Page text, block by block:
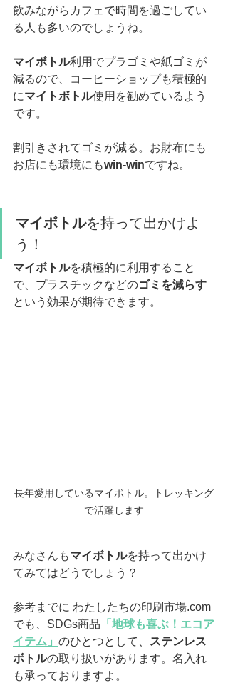
飲みながらカフェで時間を過ごしてい
る人も多いのでしょうね。
マイボトル利用でプラゴミや紙ゴミが
減るので、コーヒーショップも積極的
にマイトボトル使用を勧めているよう
です。
割引きされてゴミが減る。お財布にも
お店にも環境にもwin-winですね。
マイボトルを持って出かけよ
う！
マイボトルを積極的に利用すること
で、プラスチックなどのゴミを減らす
という効果が期待できます。
長年愛用しているマイボトル。トレッキング
で活躍します
みなさんもマイボトルを持って出かけ
てみてはどうでしょう？
参考までに わたしたちの印刷市場.com
でも、SDGs商品 「地球も喜ぶ！エコア
イテム」 のひとつとして、
ステンレス
ボトルの取り扱いがあります。名入れ
も承っておりますよ。